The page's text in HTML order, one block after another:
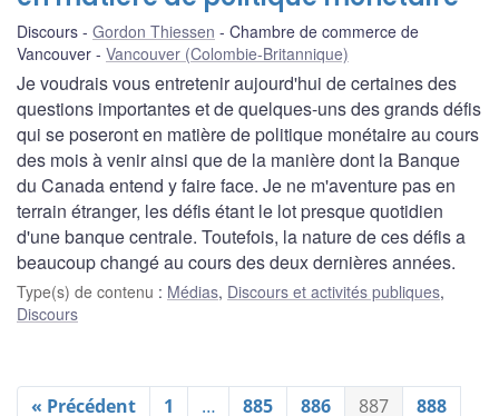
Discours Gordon Thiessen
Chambre de commerce de
Vancouver
Vancouver (Colombie-Britannique)
Je voudrais vous entretenir aujourd'hui de certaines des
questions importantes et de quelques-uns des grands défis
qui se poseront en matière de politique monétaire au cours
des mois à venir ainsi que de la manière dont la Banque
du Canada entend y faire face. Je ne m'aventure pas en
terrain étranger, les défis étant le lot presque quotidien
d'une banque centrale. Toutefois, la nature de ces défis a
beaucoup changé au cours des deux dernières années.
Type(s) de contenu : Médias, Discours et activités publiques,
Discours
« Précédent 1 … 885 886 887
888